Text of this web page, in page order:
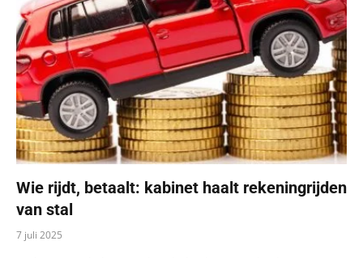
Wie rijdt, betaalt: kabinet haalt rekeningrijden
van stal
7 juli 2025